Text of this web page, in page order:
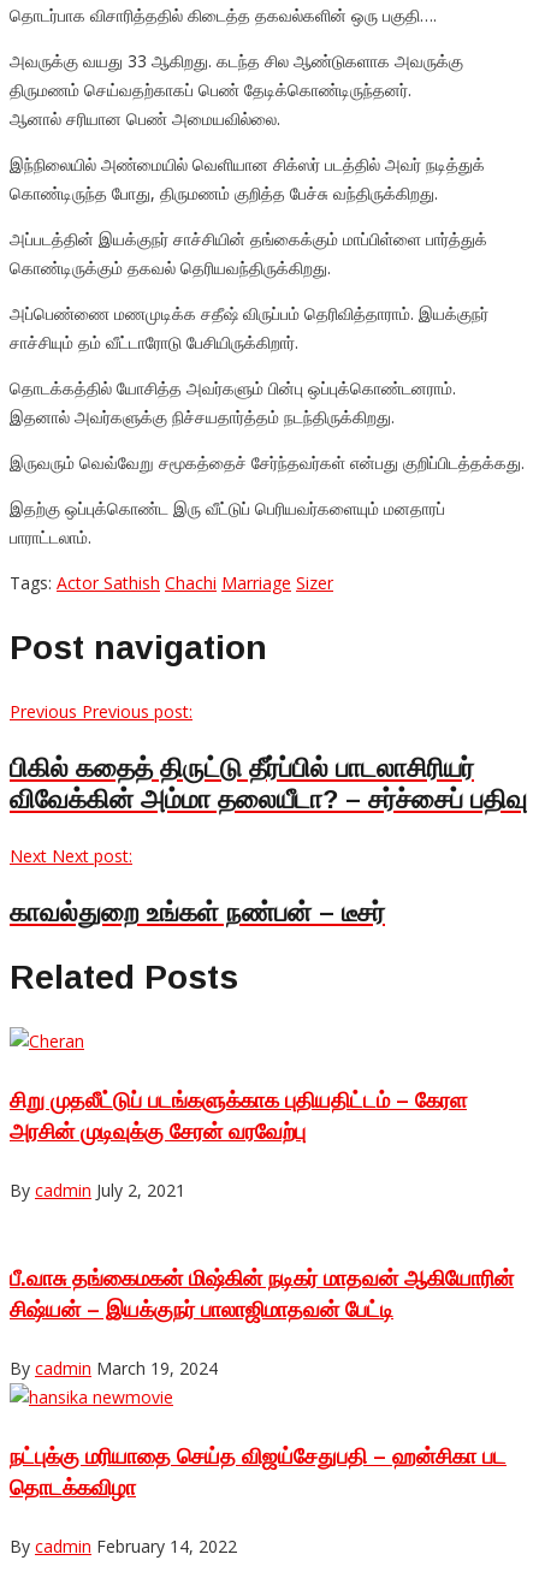
தொடர்பாக விசாரித்ததில் கிடைத்த தகவல்களின் ஒரு பகுதி….
அவருக்கு வயது 33 ஆகிறது. கடந்த சில ஆண்டுகளாக அவருக்கு
திருமணம் செய்வதற்காகப் பெண் தேடிக்கொண்டிருந்தனர்.
ஆனால் சரியான பெண் அமையவில்லை.
இந்நிலையில் அண்மையில் வெளியான சிக்ஸர் படத்தில் அவர் நடித்துக்
கொண்டிருந்த போது, திருமணம் குறித்த பேச்சு வந்திருக்கிறது.
அப்படத்தின் இயக்குநர் சாச்சியின் தங்கைக்கும் மாப்பிள்ளை பார்த்துக்
கொண்டிருக்கும் தகவல் தெரியவந்திருக்கிறது.
அப்பெண்ணை மணமுடிக்க சதீஷ் விருப்பம் தெரிவித்தாராம். இயக்குநர்
சாச்சியும் தம் வீட்டாரோடு பேசியிருக்கிறார்.
தொடக்கத்தில் யோசித்த அவர்களும் பின்பு ஒப்புக்கொண்டனராம்.
இதனால் அவர்களுக்கு நிச்சயதார்த்தம் நடந்திருக்கிறது.
இருவரும் வெவ்வேறு சமூகத்தைச் சேர்ந்தவர்கள் என்பது குறிப்பிடத்தக்கது.
இதற்கு ஒப்புக்கொண்ட இரு வீட்டுப் பெரியவர்களையும் மனதாரப்
பாராட்டலாம்.
Tags: Actor Sathish Chachi Marriage Sizer
Post navigation
Previous Previous post:
பிகில் கதைத் திருட்டு தீர்ப்பில் பாடலாசிரியர்
விவேக்கின் அம்மா தலையீடா? – சர்ச்சைப் பதிவு
Next Next post:
காவல்துறை உங்கள் நண்பன் – டீசர்
Related Posts
சிறு முதலீட்டுப் படங்களுக்காக புதியதிட்டம் – கேரள
அரசின் முடிவுக்கு சேரன் வரவேற்பு
By cadmin July 2, 2021
பீ.வாசு தங்கைமகன் மிஷ்கின் நடிகர் மாதவன் ஆகியோரின்
சிஷ்யன் – இயக்குநர் பாலாஜிமாதவன் பேட்டி
By cadmin March 19, 2024
நட்புக்கு மரியாதை செய்த விஜய்சேதுபதி – ஹன்சிகா பட
தொடக்கவிழா
By cadmin February 14, 2022